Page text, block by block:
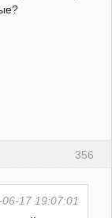
356
17 19:07:01